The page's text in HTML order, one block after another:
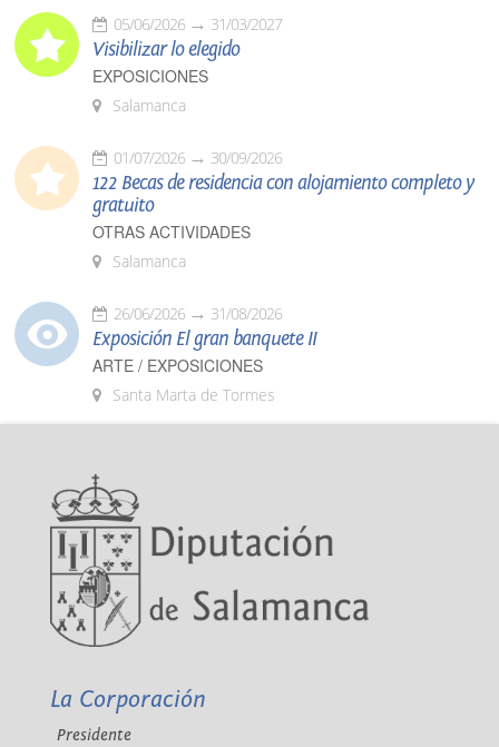
05/06/2026 31/03/2027
Visibilizar lo elegido
EXPOSICIONES
Salamanca
01/07/2026 30/09/2026
122 Becas de residencia con alojamiento completo y
gratuito
OTRAS ACTIVIDADES
Salamanca
26/06/2026 31/08/2026
Exposición El gran banquete II
ARTE / EXPOSICIONES
Santa Marta de Tormes
La Corporación
Presidente